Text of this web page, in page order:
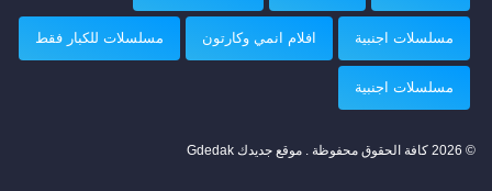
مسلسلات اجنبية افلام انمي وكارتون مسلسلات للكبار فقط
مسلسلات اجنبية
© 2026 كافة الحقوق محفوظة . موقع جديدك Gdedak